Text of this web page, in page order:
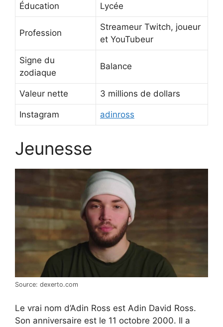
Éducation Lycée
Profession
Streameur Twitch, joueur
et YouTubeur
Signe du
zodiaque
Balance
Valeur nette 3 millions de dollars
Instagram adinross
Jeunesse
Source: dexerto.com
Le vrai nom d’Adin Ross est Adin David Ross.
Son anniversaire est le 11 octobre 2000. Il a